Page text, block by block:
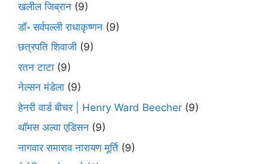
खलील जिब्रान (9)
डॉ॰ सर्वपल्ली राधाकृष्णन (9)
छत्रपति शिवाजी (9)
रतन टाटा (9)
नेल्सन मंडेला (9)
हेनरी वार्ड बीचर | Henry Ward Beecher (9)
थॉमस अल्वा एडिसन (9)
नागवार रामाराव नारायण मूर्ति (9)